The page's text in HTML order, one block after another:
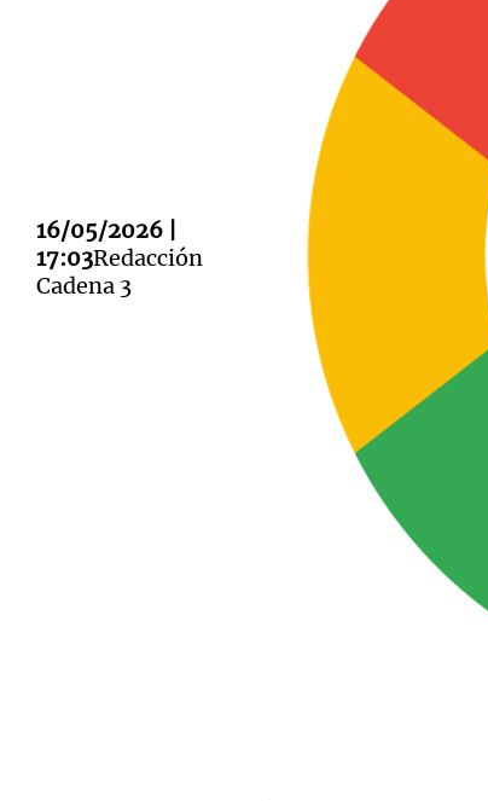
16/05/2026 |
17:03Redacción
Cadena 3
Notas
Mundial 2026